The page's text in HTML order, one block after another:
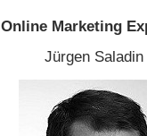
Online Marketing
Jürgen Saladin